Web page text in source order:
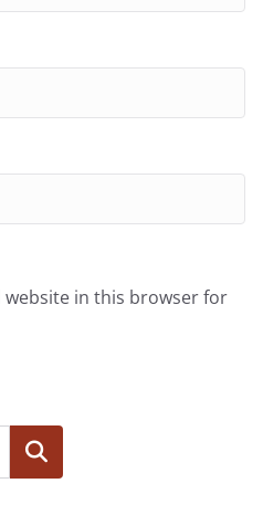
website in this browser for
Search